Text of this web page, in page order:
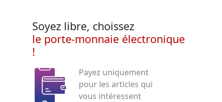
Soyez libre, choissez
le porte-monnaie électronique
!
Payez uniquement
pour les articles qui
vous intéressent